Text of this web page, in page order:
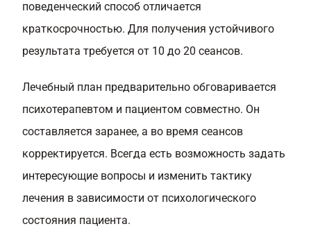
поведенческий способ отличается
краткосрочностью. Для получения устойчивого
результата требуется от 10 до 20 сеансов.
Лечебный план предварительно обговаривается
психотерапевтом и пациентом совместно. Он
составляется заранее, а во время сеансов
корректируется. Всегда есть возможность задать
интересующие вопросы и изменить тактику
лечения в зависимости от психологического
состояния пациента.